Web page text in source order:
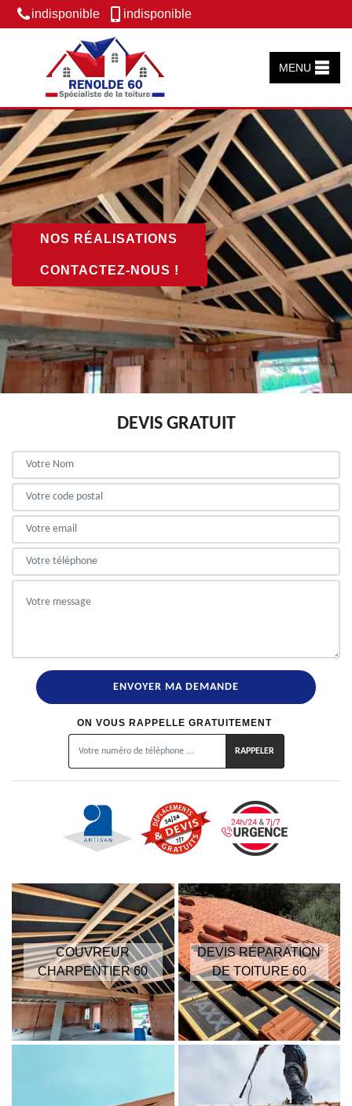
indisponible indisponible
MENU
NOS RÉALISATIONS
CONTACTEZ-NOUS !
DEVIS GRATUIT
ON VOUS RAPPELLE GRATUITEMENT
COUVREUR
CHARPENTIER 60
DEVIS RÉPARATION
DE TOITURE 60